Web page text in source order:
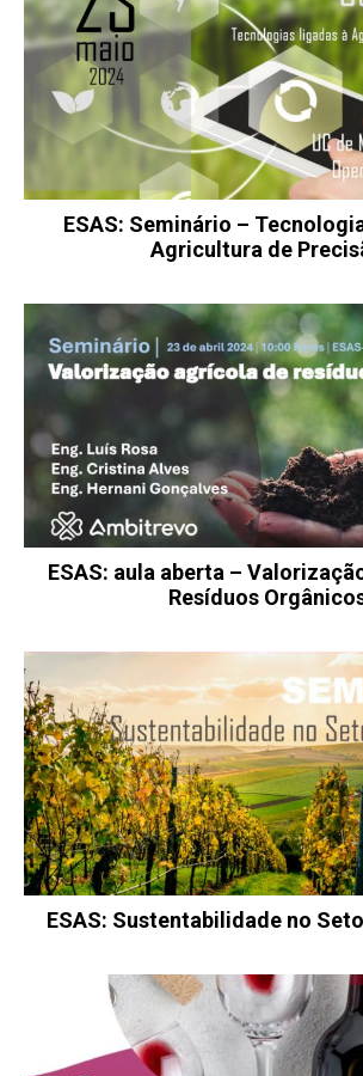
ESAS: Seminário –
Agricultura de
ESAS: aula aberta –
Resíduos
ESAS: Sustentabilidade no